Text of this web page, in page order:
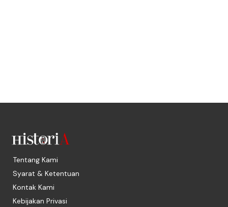
Tentang Kami
Syarat & Ketentuan
Kontak Kami
Kebijakan Privasi